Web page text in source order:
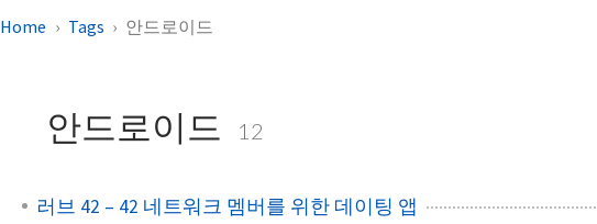
Home Tags 안드로이드
안드로이드 12
러브 42 – 42 네트워크 멤버를 위한 데이팅 앱